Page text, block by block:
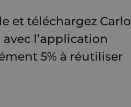
et téléchargez Carlo
l’application
5% à réutiliser